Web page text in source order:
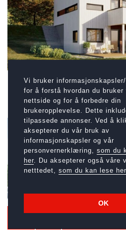
Vi bruker
for å forstå hvordan du bruker
nettside og for å forbedre din
brukeropplevelse. Dette
tilpassede annonser. Ved å
aksepterer du vår bruk av
informasjonskapsler og vår
personvernerklæring, som du
her . Du aksepterer også våre
netttedet, som du kan lese her.
OK
Midtstuen - moderne enebolig